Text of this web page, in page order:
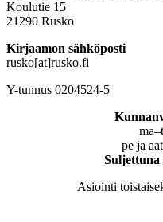
Koulutie 15
21290 Rusko
Kirjaamon sähköposti
rusko[at]rusko.fi
Y-tunnus 0204524-5
pe ja
Suljettuna
Asiointi